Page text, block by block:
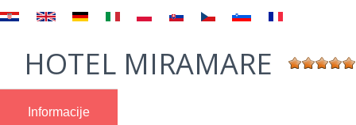
here
HOTEL MIRAMARE
Informacije